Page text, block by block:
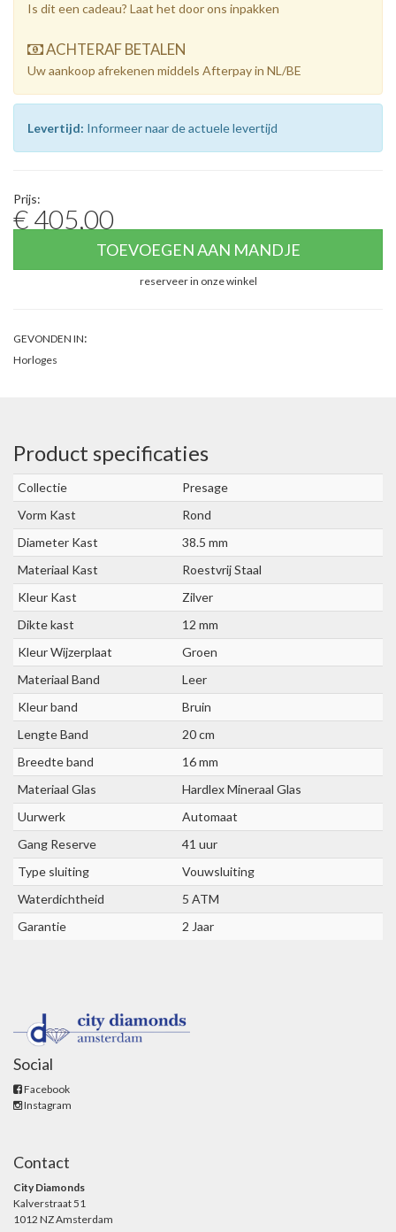
Is dit een cadeau? Laat het door ons inpakken
ACHTERAF BETALEN
Uw aankoop afrekenen middels Afterpay in NL/BE
Levertijd: Informeer naar de actuele levertijd
Prijs:
€ 405,00
TOEVOEGEN AAN MANDJE
reserveer in onze winkel
GEVONDEN IN:
Horloges
Product specificaties
Collectie
Presage
Vorm Kast
Rond
Diameter Kast
38.5 mm
Materiaal Kast
Roestvrij Staal
Kleur Kast
Zilver
Dikte kast
12 mm
Kleur Wijzerplaat
Groen
Materiaal Band
Leer
Kleur band
Bruin
Lengte Band
20 cm
Breedte band
16 mm
Materiaal Glas
Hardlex Mineraal Glas
Uurwerk
Automaat
Gang Reserve
41 uur
Type sluiting
Vouwsluiting
Waterdichtheid
5 ATM
Garantie
2 Jaar
Social
Facebook
Instagram
Contact
City Diamonds
Kalverstraat 51
1012 NZ Amsterdam